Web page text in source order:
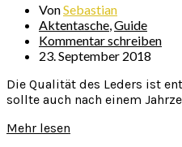
VonSebastian
Aktentasche,Guide
Kommentar schreiben
23. September 2018
Die Qualität des Leders ist
sollte auch nach einem
Mehr lesen